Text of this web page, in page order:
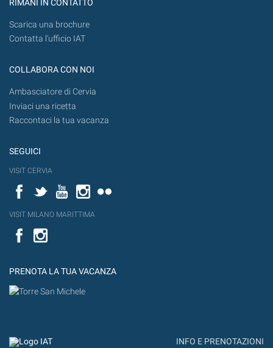
RIMANI IN CONTATTO
Scarica una brochure
Contatta l'ufficio IAT
COLLABORA CON NOI
Ambasciatore di Cervia
Inviaci una ricetta
Raccontaci la tua vacanza
SEGUICI
VISIT CERVIA
FacebookTwitterYouTubeInstagram
VISIT MILANO MARITTIMA
Facebook
PRENOTA LA TUA VACANZA
INFO E PRENOTAZIONI